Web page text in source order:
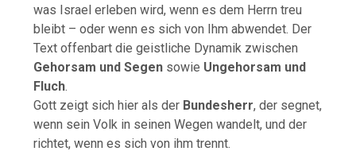
was Israel erleben wird, wenn es dem Herrn treu
bleibt – oder wenn es sich von Ihm abwendet. Der
Text offenbart die geistliche Dynamik zwischen
Gehorsam und Segen sowie Ungehorsam und
Fluch.
Gott zeigt sich hier als der Bundesherr, der segnet,
wenn sein Volk in seinen Wegen wandelt, und der
richtet, wenn es sich von ihm trennt.